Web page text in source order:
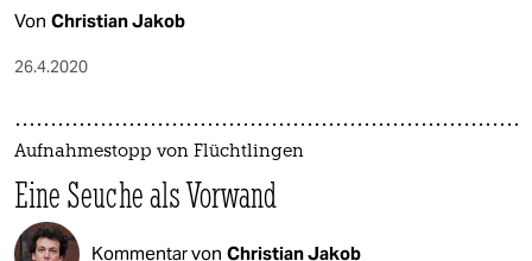
Von Christian Jakob
26.4.2020
Aufnahmestopp von Flüchtlingen
Eine Seuche als Vorwand
Kommentar von Christian Jakob